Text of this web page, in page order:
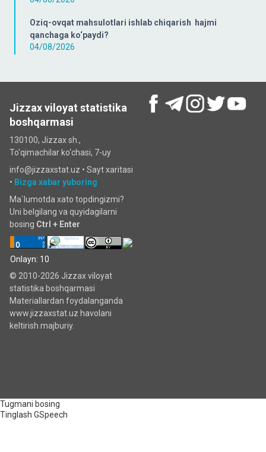
Oziq-ovqat mahsulotlari ishlab chiqarish hajmi
qanchaga ko‘paydi?
04/08/2026
Jizzax viloyat statistika
boshqarmasi
130100, Jizzax sh.,
To'qimachilar ko‘chаsi, 7-uy
info@jizzaxstat.uz • Sayt xaritasi
• Bizga xabar yuboring
Ma`lumotda xato topdingizmi?
Uni belgilang va quyidagilarni
bosing Ctrl + Enter
Onlayn: 10
© 2010-2026 Jizzax viloyat
statistika boshqarmasi
Materiallardan foydalanganda
www.jizzaxstat.uz havolani
keltirish majburiy.
Tugmani bosing
Tinglash GSpeech